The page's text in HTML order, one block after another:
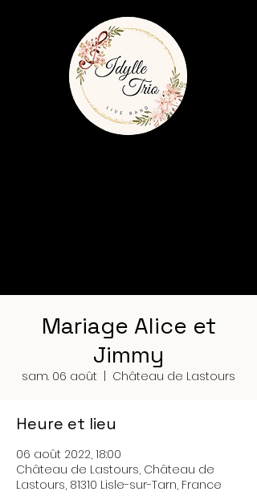
Mariage Alice et
Jimmy
sam. 06 août Château de Lastours
Heure et lieu
06 août 2022, 18:00
Château de Lastours, Château de
Lastours, 81310 Lisle-sur-Tarn, France